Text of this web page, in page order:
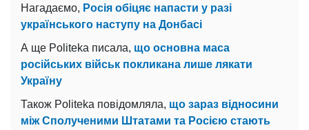
Нагадаємо, Росія обіцяє напасти у разі
українського наступу на Донбасі
А ще Politeka писала, що основна маса
російських військ покликана лише лякати
Україну
Також Politeka повідомляла, що зараз відносини
між Сполученими Штатами та Росією стають